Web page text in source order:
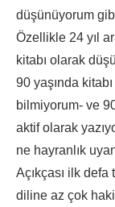
düşünüyorum
Özellikle 24 yıl
kitabı olarak
90 yaşında
bilmiyorum- ve
aktif olarak
ne hayranlık
Açıkçası ilk defa
diline az çok